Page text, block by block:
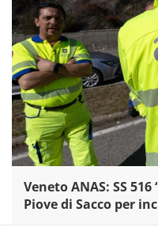
Veneto ANAS: SS
Piove di Sacco per